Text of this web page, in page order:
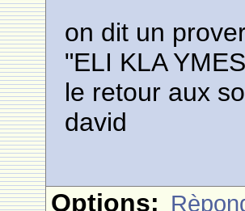
on dit un
"ELI KLA
le retour aux
david
Options: